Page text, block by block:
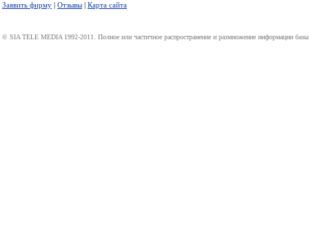
Заявить фирму | Отзывы | Карта сайта
© SIA TELE MEDIA 1992-2011. Полное или частичное распространение и размножение информации